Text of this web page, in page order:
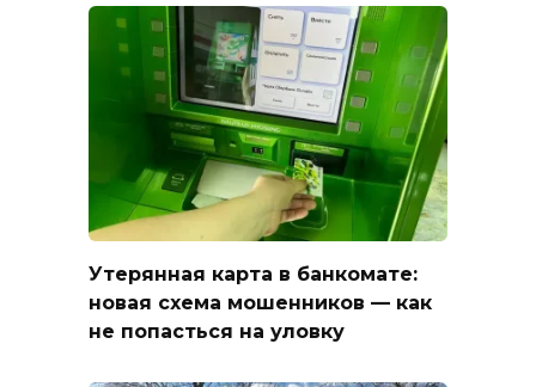
Утерянная карта в банкомате:
новая схема мошенников — как
не попасться на уловку